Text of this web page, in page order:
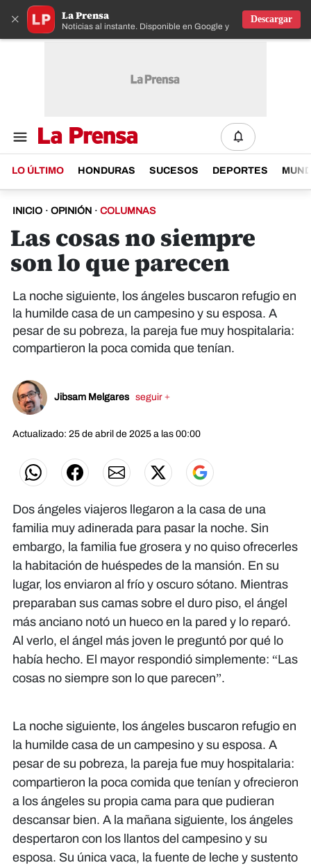
× La Prensa
Noticias al instante. Disponible en Google y IOS
Descargar
LO ÚLTIMO HONDURAS SUCESOS DEPORTES
INICIO · OPINIÓN · COLUMNAS
Las cosas no siempre
son lo que parecen
La noche siguiente, los ángeles buscaron refugio en
la humilde casa de un campesino y su esposa. A
pesar de su pobreza, la pareja fue muy hospitalaria:
compartieron la poca comida que tenían.
Jibsam Melgares seguir +
Actualizado: 25 de abril de 2025 a las 00:00
Dos ángeles viajeros llegaron a la casa de una
familia muy adinerada para pasar la noche. Sin
embargo, la familia fue grosera y no quiso ofrecerles
la habitación de huéspedes de la mansión. En su
lugar, los enviaron al frío y oscuro sótano. Mientras
preparaban sus camas sobre el duro piso, el ángel
más anciano notó un hueco en la pared y lo reparó.
Al verlo, el ángel más joven le preguntó por qué lo
había hecho. El mayor respondió simplemente: “Las
cosas no siempre son lo que parecen”.
La noche siguiente, los ángeles buscaron refugio en
la humilde casa de un campesino y su esposa. A
pesar de su pobreza, la pareja fue muy hospitalaria:
compartieron la poca comida que tenían y ofrecieron
a los ángeles su propia cama para que pudieran
descansar bien. A la mañana siguiente, los ángeles
despertaron con los llantos del campesino y su
esposa. Su única vaca, la fuente de leche y sustento